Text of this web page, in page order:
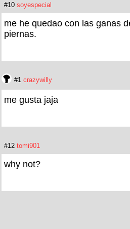
#10 soyespecial
me he quedao con las ganas
piernas.
#1 crazywilly
me gusta jaja
#12 tomi901
why not?